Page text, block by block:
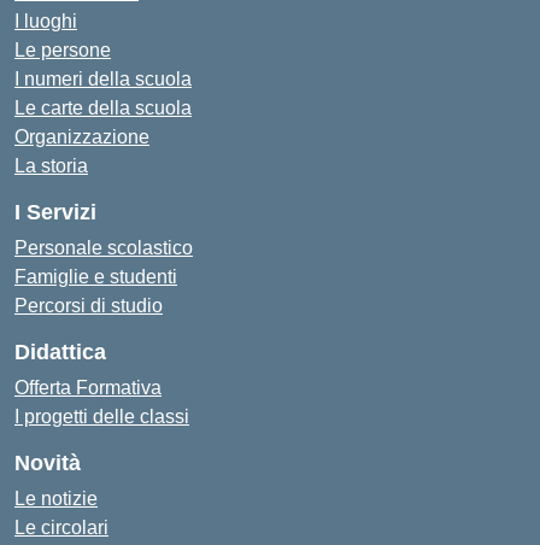
I luoghi
Le persone
I numeri della scuola
Le carte della scuola
Organizzazione
La storia
I Servizi
Personale scolastico
Famiglie e studenti
Percorsi di studio
Didattica
Offerta Formativa
I progetti delle classi
Novità
Le notizie
Le circolari